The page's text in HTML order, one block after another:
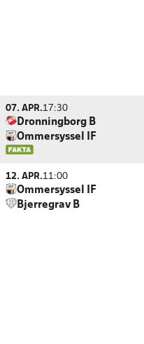
07. APR.17:30
Dronningborg B
Ommersyssel IF
12. APR.11:00
Ommersyssel IF
Bjerregrav B